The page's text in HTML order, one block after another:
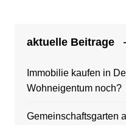
aktuelle Beitrage
Immobilie kaufen in
Wohneigentum noch?
Gemeinschaftsgarten